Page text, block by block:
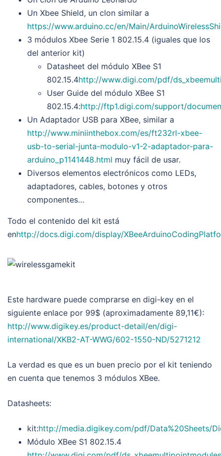
Un Xbee Shield, un clon similar a
https://www.arduino.cc/en/Main/
3 módulos Xbee Serie 1 802.15.4 (iguales que los
del anterior kit)
Datasheet del módulo XBee S1
802.15.4http://www.digi.com/pdf/
User Guide del módulo XBee S1
802.15.4:http://ftp1.digi.com/support/
Un Adaptador USB para XBee, similar a
http://www.miniinthebox.com/es/ft232rl-xbee-
usb-to-serial-junta-modulo-v1-2-adaptador-para-
arduino_p1141448.html muy fácil de usar.
Diversos elementos electrónicos como LEDs,
adaptadores, cables, botones y otros
componentes…
Todo el contenido del kit está
enhttp://docs.digi.com/display/
Este hardware puede comprarse en digi-key en el
siguiente enlace por 99$ (aproximadamente 89,11€):
http://www.digikey.es/product-detail/en/digi-
international/XKB2-AT-WWG/602-1550-ND/5271212
La verdad es que es un buen precio por el kit teniendo
en cuenta que tenemos 3 módulos XBee.
Datasheets:
kit:http://media.digikey.com/pdf/Data%20Sheets/
Módulo XBee S1 802.15.4